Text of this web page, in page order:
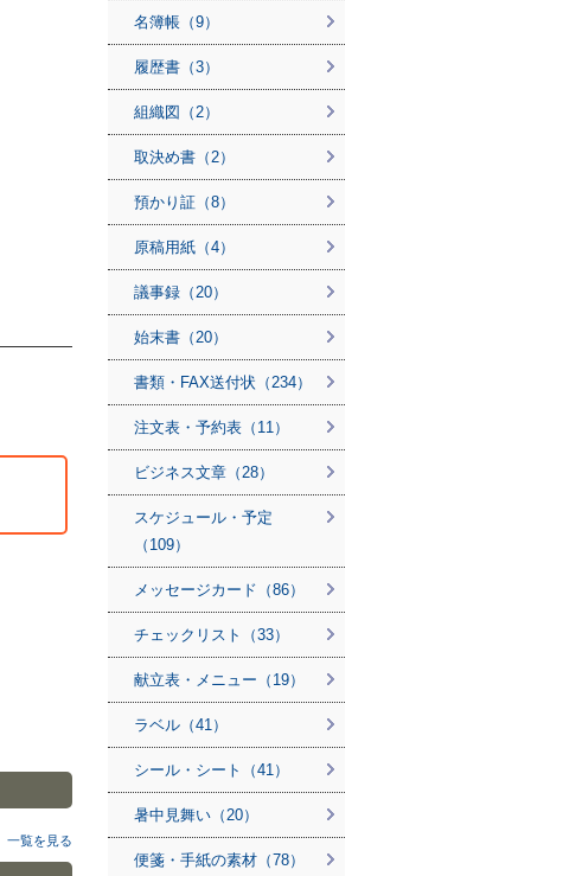
一覧を見る
名簿帳（9）
履歴書（3）
組織図（2）
取決め書（2）
預かり証（8）
原稿用紙（4）
議事録（20）
始末書（20）
書類・FAX送付状（234）
注文表・予約表（11）
ビジネス文章（28）
スケジュール・予定
（109）
メッセージカード（86）
チェックリスト（33）
献立表・メニュー（19）
ラベル（41）
シール・シート（41）
暑中見舞い（20）
便箋・手紙の素材（78）